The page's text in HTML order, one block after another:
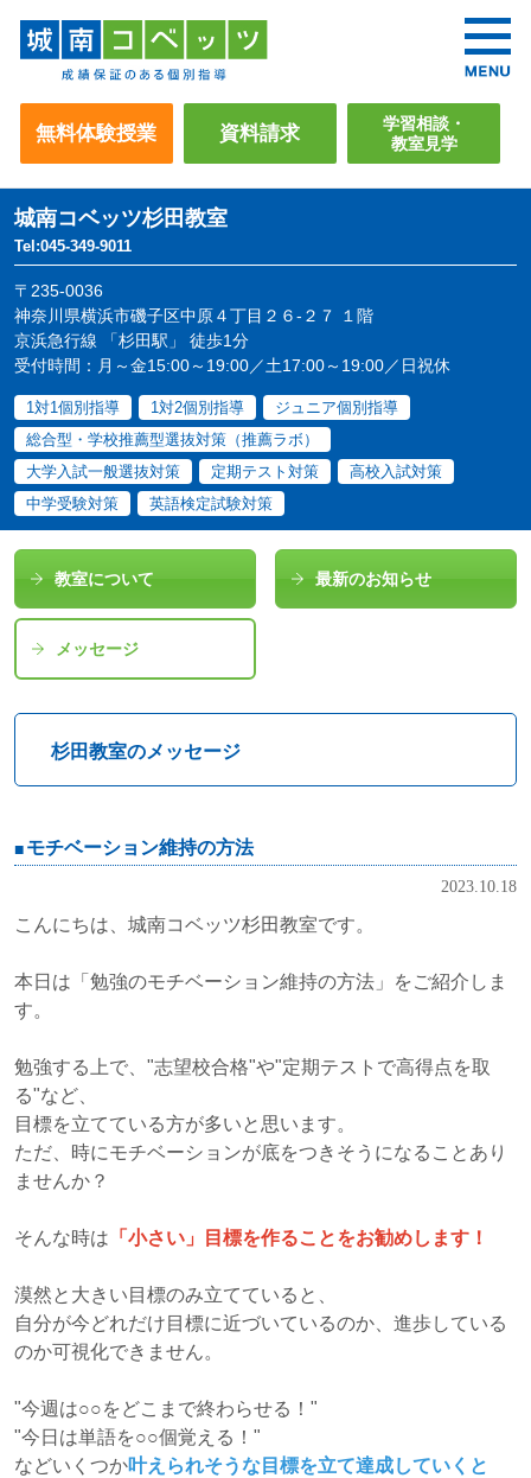
無料体験授業 資料請求
学習相談・
教室見学
城南コベッツ杉田教室
Tel:045-349-9011
〒235-0036
神奈川県横浜市磯子区中原４丁目２６-２７ １階
京浜急行線 「杉田駅」 徒歩1分
受付時間：月～金15:00～19:00／土17:00～19:00／日祝休
1対1個別指導 1対2個別指導
ジュニア個別指導
総合型・学校推薦型選抜対策（推薦ラボ）
大学入試一般選抜対策
定期テスト対策
高校入試対策
中学受験対策
英語検定試験対策
教室について 最新のお知らせ
メッセージ
杉田教室のメッセージ
モチベーション維持の方法
2023.10.18
こんにちは、城南コベッツ杉田教室です。
本日は「勉強のモチベーション維持の方法」をご紹介しま
す。
勉強する上で、"志望校合格"や"定期テストで高得点を取
る"など、
目標を立てている方が多いと思います。
ただ、時にモチベーションが底をつきそうになることあり
ませんか？
そんな時は 「小さい」目標を作ることをお勧めします！
漠然と大きい目標のみ立てていると、
自分が今どれだけ目標に近づいているのか、進歩している
のか可視化できません。
"今週は○○をどこまで終わらせる！"
"今日は単語を○○個覚える！"
などいくつか叶えられそうな目標を立て達成していくと